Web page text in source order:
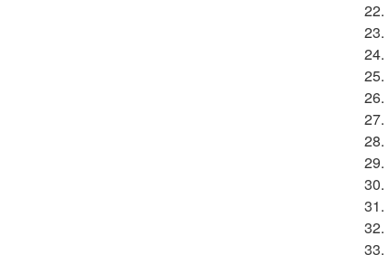
22.
23.
24.
25.
26.
27.
28.
29.
30.
31.
32.
33.